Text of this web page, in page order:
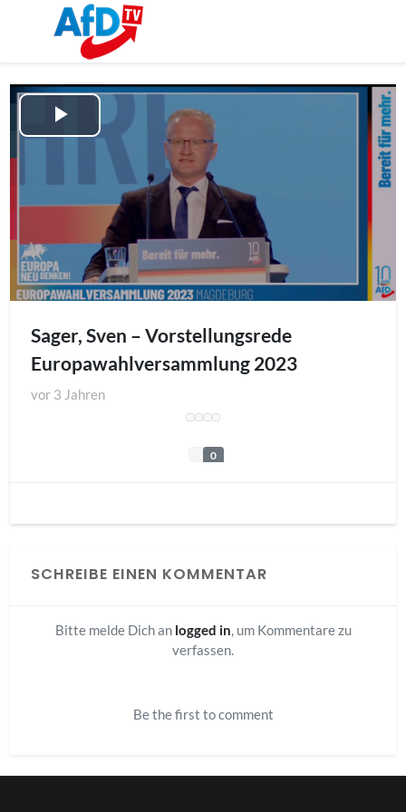
Play
Video
Sager, Sven – Vorstellungsrede
Europawahlversammlung 2023
vor 3 Jahren
0
SCHREIBE EINEN KOMMENTAR
Bitte melde Dich an logged in, um Kommentare zu
verfassen.
Be the first to comment